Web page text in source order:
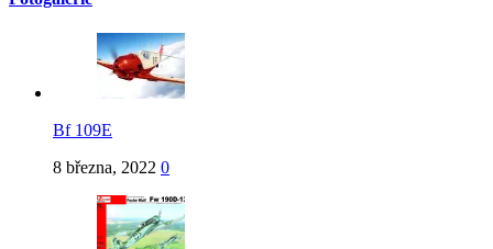
Bf 109E
8 března, 2022 0